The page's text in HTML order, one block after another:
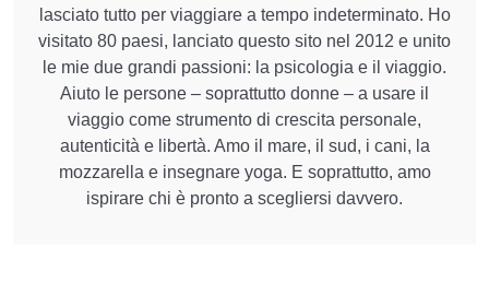
lasciato tutto per viaggiare a tempo indeterminato. Ho
visitato 80 paesi, lanciato questo sito nel 2012 e unito
le mie due grandi passioni: la psicologia e il viaggio.
Aiuto le persone – soprattutto donne – a usare il
viaggio come strumento di crescita personale,
autenticità e libertà. Amo il mare, il sud, i cani, la
mozzarella e insegnare yoga. E soprattutto, amo
ispirare chi è pronto a scegliersi davvero.